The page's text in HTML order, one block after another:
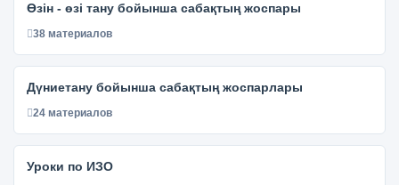
Өзін - өзі тану бойынша сабақтың жоспары
38 материалов
Дүниетану бойынша сабақтың жоспарлары
24 материалов
Уроки по ИЗО